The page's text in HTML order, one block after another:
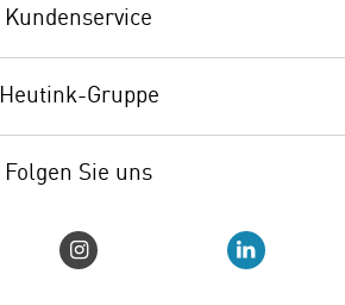
Kundenservice
Heutink-Gruppe
Folgen Sie uns